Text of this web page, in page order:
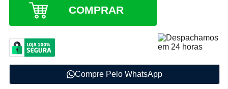
COMPRAR
Compre Pelo WhatsApp